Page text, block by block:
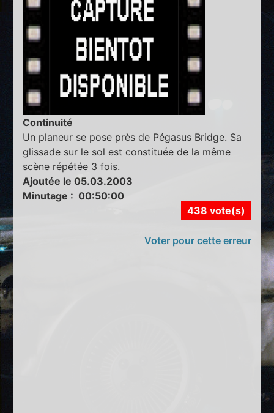
Continuité
Un planeur se pose près de Pégasus Bridge. Sa
glissade sur le sol est constituée de la même
scène répétée 3 fois.
Ajoutée le 05.03.2003
Minutage : 00:50:00
438 vote(s)
Voter pour cette erreur